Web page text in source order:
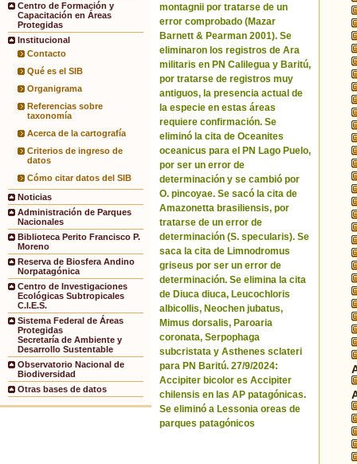
Centro de Formación y
Capacitación en Áreas
Protegidas
Institucional
Contacto
Qué es el SIB
Organigrama
Referencias sobre
taxonomía
Acerca de la cartografía
Criterios de ingreso de
datos
Cómo citar datos del SIB
Noticias
Administración de Parques
Nacionales
Biblioteca Perito Francisco P.
Moreno
Reserva de Biosfera Andino
Norpatagónica
Centro de Investigaciones
Ecológicas Subtropicales
C.I.E.S.
Sistema Federal de Áreas
Protegidas
Secretaría de Ambiente y
Desarrollo Sustentable
Observatorio Nacional de
Biodiversidad
Otras bases de datos
montagnii por tratarse de un
error comprobado (Mazar
Barnett & Pearman 2001). Se
eliminaron los registros de Ara
militaris en PN Calilegua y Baritú,
por tratarse de registros muy
antiguos, la presencia actual de
la especie en estas áreas
requiere confirmación. Se
eliminó la cita de Oceanites
oceanicus para el PN Lago Puelo,
por ser un error de
determinación y se cambió por
O. pincoyae. Se sacó la cita de
Amazonetta brasiliensis, por
tratarse de un error de
determinación (S. specularis). Se
saca la cita de Limnodromus
griseus por ser un error de
determinación. Se elimina la cita
de Diuca diuca, Leucochloris
albicollis, Neochen jubatus,
Mimus dorsalis, Paroaria
coronata, Serpophaga
subcristata y Asthenes sclateri
para PN Baritú. 27/9/2024:
Accipiter bicolor es Accipiter
chilensis en las AP patagónicas.
Se eliminó a Lessonia oreas de
parques patagónicos